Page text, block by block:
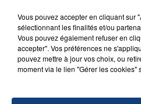
20 juillet 2026
UNE ADOLESCENTE
OPÉRER DE LA
La famille a porté plainte
reconnu sa responsabilité
TITRES DIFFUSÉS
Vous pouvez accepter en cliquant sur
sélectionnant les finalités et/ou
Vous pouvez également refuser en
accepter". Vos préférences ne
pouvez mettre à jour vos choix, ou
moment via le lien "Gérer les cookies"